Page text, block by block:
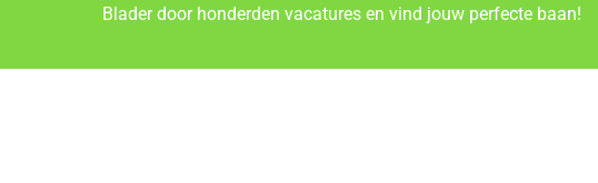
Blader door honderden vacatures en vind jouw perfecte baan!